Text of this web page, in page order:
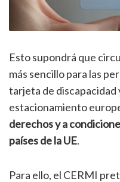
Esto supondrá que
más sencillo para las
tarjeta de discapacidad
estacionamiento
derechos y a
países de la UE.
Para ello, el CERMI